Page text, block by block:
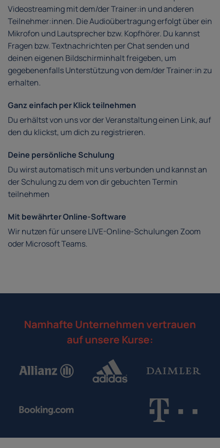
Videostreaming mit dem/der Trainer:in und anderen
Teilnehmer:innen. Die Audioübertragung erfolgt über ein
Mikrofon und Lautsprecher bzw. Kopfhörer. Du kannst
Fragen bzw. Textnachrichten per Chat senden und
deinen eigenen Bildschirminhalt freigeben, um
gegebenenfalls Unterstützung von dem/der Trainer:in zu
erhalten.
Ganz einfach per Klick teilnehmen
Du erhältst von uns vor der Veranstaltung einen Link, auf
den du klickst, um dich zu registrieren.
Deine persönliche Schulung
Du wirst automatisch mit uns verbunden und kannst an
der Schulung zu dem von dir gebuchten Termin
teilnehmen
Mit bewährter Online-Software
Wir nutzen für unsere LIVE-Online-Schulungen Zoom
oder Microsoft Teams.
Namhafte Unternehmen vertrauen
auf unsere Kurse: